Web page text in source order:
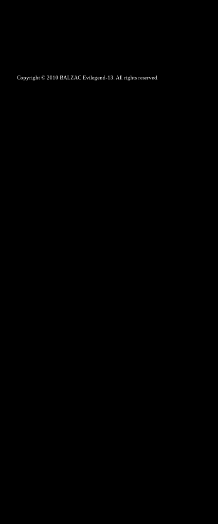
Copyright © 2010 BALZAC Evilegend-13. All rights reserved.